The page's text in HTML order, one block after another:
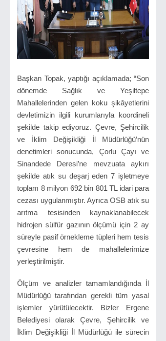
Başkan Topak, yaptığı açıklamada; “Son
dönemde Sağlık ve Yeşiltepe
Mahallelerinden gelen koku şikâyetlerini
devletimizin ilgili kurumlarıyla koordineli
şekilde takip ediyoruz. Çevre, Şehircilik
ve İklim Değişikliği İl Müdürlüğü’nün
denetimleri sonucunda, Çorlu Çayı ve
Sinandede Deresi’ne mevzuata aykırı
şekilde atık su deşarj eden 7 işletmeye
toplam 8 milyon 692 bin 801 TL idari para
cezası uygulanmıştır. Ayrıca OSB atık su
arıtma tesisinden kaynaklanabilecek
hidrojen sülfür gazının ölçümü için 2 ay
süreyle pasif örnekleme tüpleri hem tesis
çevresine hem de mahallelerimize
yerleştirilmiştir.
Ölçüm ve analizler tamamlandığında İl
Müdürlüğü tarafından gerekli tüm yasal
işlemler yürütülecektir. Bizler Ergene
Belediyesi olarak Çevre, Şehircilik ve
İklim Değişikliği İl Müdürlüğü ile sürecin